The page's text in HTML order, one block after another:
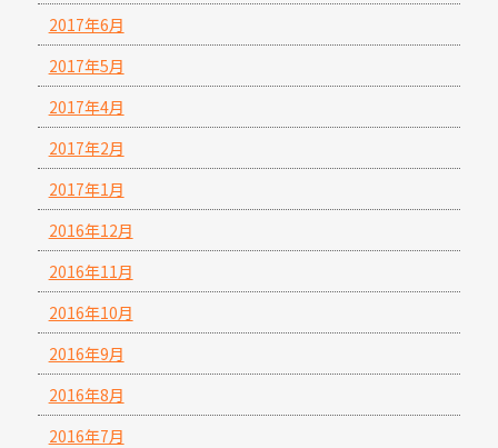
2017年6月
2017年5月
2017年4月
2017年2月
2017年1月
2016年12月
2016年11月
2016年10月
2016年9月
2016年8月
2016年7月